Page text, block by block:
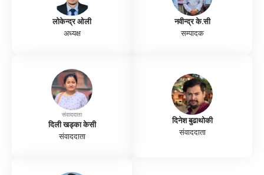
लोकेन्द्र ओली
अध्यक्ष
नवीन्द्र के.सी
सम्पादक
संवाददाता
दिली खड्का केसी
संवाददाता
दिनेश बुढाथोकी
संवाददाता